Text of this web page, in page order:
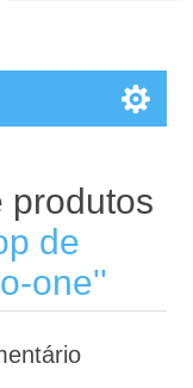
produtos
de
one